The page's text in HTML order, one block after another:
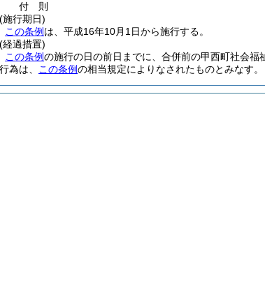
付 則
(施行期日)
この条例 は、平成16年10月1日から施行する。
(経過措置)
この条例の施行の日の前日までに、合併前の甲西町社会福
行為は、
この条例の相当規定によりなされたものとみなす。